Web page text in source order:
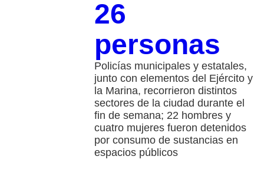
26
personas
Policías municipales y estatales,
junto con elementos del Ejército y
la Marina, recorrieron distintos
sectores de la ciudad durante el
fin de semana; 22 hombres y
cuatro mujeres fueron detenidos
por consumo de sustancias en
espacios públicos